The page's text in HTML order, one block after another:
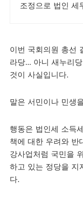
조정으로 법인 세
이번 국회의원 총선
라당... 아니 새누리
것이 사실입니다.
말은 서민이나 민생
행동은 법인세 소득
책에 대한 우려와 반
강사업처럼 국민을
하고 있는 정당을 지
다.